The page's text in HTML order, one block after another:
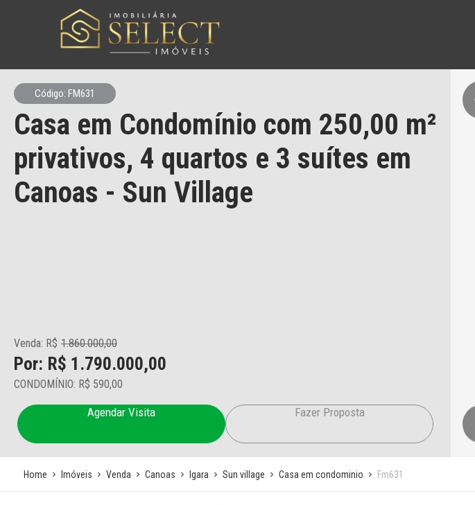
Código: FM631
Casa em Condomínio com 250,00 m²
privativos, 4 quartos e 3 suítes em
Canoas - Sun Village
Venda: R$ 1.860.000,00
Por: R$ 1.790.000,00
CONDOMÍNIO: R$ 590,00
Agendar Visita Fazer Proposta
Home Imóveis Venda Canoas Igara Sun village Casa em condominio Fm631